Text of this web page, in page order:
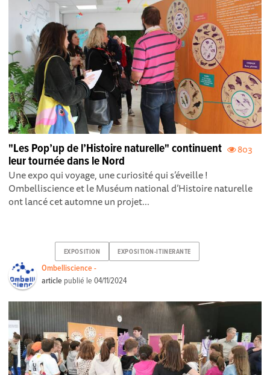
803
"Les Pop’up de l’Histoire naturelle" continuent
leur tournée dans le Nord
Une expo qui voyage, une curiosité qui s’éveille !
Ombelliscience et le Muséum national d’Histoire naturelle
ont lancé cet automne un projet...
EXPOSITION EXPOSITION-ITINERANTE
Ombelliscience -
article publié le04/11/2024